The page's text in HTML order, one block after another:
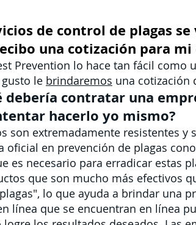
de control de plagas
una cotización para mi
Prevention lo hace tan fácil como
le brindaremos una cotización
debería contratar una
hacerlo yo mismo?
son extremadamente resistentes
oficial en prevención de plagas
es necesario para erradicar estas
que son mucho más efectivos
lo que ayuda a brindar una
línea que se encuentran en línea